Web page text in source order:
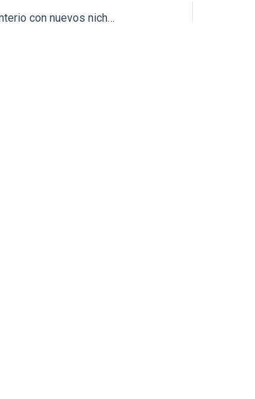
Benicarló amplía su cementerio con nuevos nichos para garantizar espacio futuro